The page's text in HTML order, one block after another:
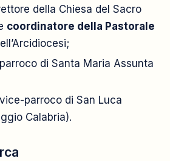
della Chiesa del Sacro
coordinatore della Pastorale
di Santa Maria Assunta
parroco di San Luca
Calabria).